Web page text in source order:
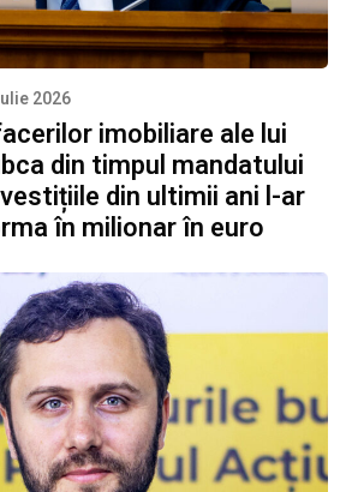
2026
imobiliare ale lui
din timpul mandatului
din ultimii ani l-ar
în milionar în euro